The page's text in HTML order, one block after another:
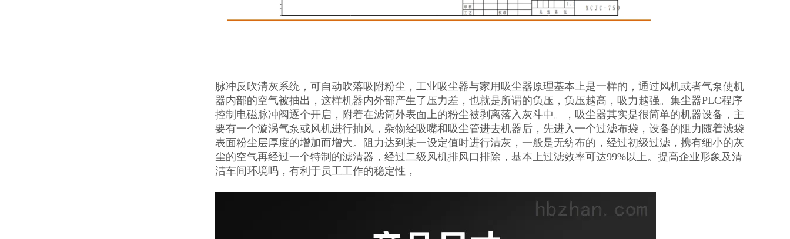
脉冲反吹清灰系统，可自动吹落吸附粉尘，工业吸尘器与家用吸尘器原理基本上是一样的，通过风机或者气泵使机
器内部的空气被抽出，这样机器内外部产生了压力差，也就是所谓的负压，负压越高，吸力越强。集尘器PLC程序
控制电磁脉冲阀逐个开启，附着在滤筒外表面上的粉尘被剥离落入灰斗中。，吸尘器其实是很简单的机器设备，主
要有一个漩涡气泵或风机进行抽风，杂物经吸嘴和吸尘管进去机器后，先进入一个过滤布袋，设备的阻力随着滤袋
表面粉尘层厚度的增加而增大。阻力达到某一设定值时进行清灰，一般是无纺布的，经过初级过滤，携有细小的灰
尘的空气再经过一个特制的滤清器，经过二级风机排风口排除，基本上过滤效率可达99%以上。提高企业形象及清
洁车间环境吗，有利于员工工作的稳定性，